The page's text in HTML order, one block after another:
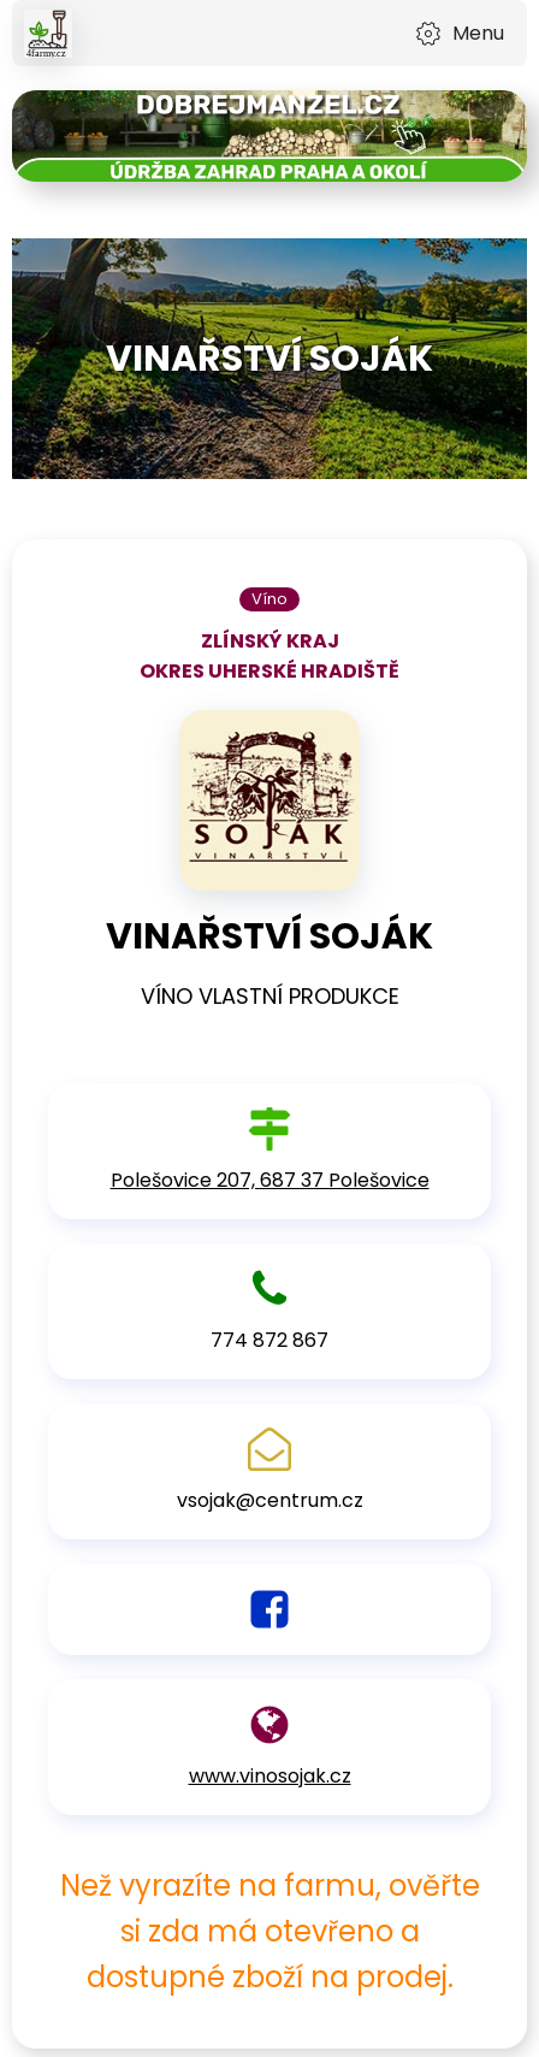
Menu
VINAŘSTVÍ SOJÁK
Víno
ZLÍNSKÝ KRAJ
OKRES UHERSKÉ HRADIŠTĚ
VINAŘSTVÍ SOJÁK
VÍNO VLASTNÍ PRODUKCE
Polešovice 207, 687 37 Polešovice
774 872 867
vsojak@centrum.cz
www.vinosojak.cz
Než vyrazíte na farmu, ověřte
si zda má otevřeno a
dostupné zboží na prodej.